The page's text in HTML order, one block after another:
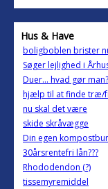
Hus & Have
boligboblen brister
Søger lejlighed i
Duer... hvad gør man?
hjælp til at finde træ/
nu skal det være
skide skråvægge
Din egen
30årsrentefri lån???
Rhododendon (?)
tissemyremiddel